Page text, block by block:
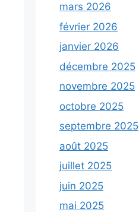
mars 2026
février 2026
janvier 2026
décembre 2025
novembre 2025
octobre 2025
septembre 2025
août 2025
juillet 2025
juin 2025
mai 2025